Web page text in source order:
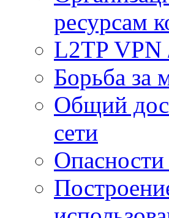
ресурсам
L2TP VPN
Борьба за
Общий
сети